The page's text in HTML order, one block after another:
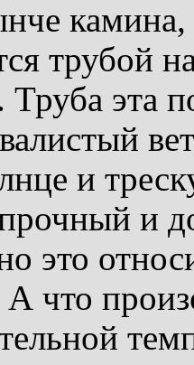
трубой
эта
и
и
это
А что